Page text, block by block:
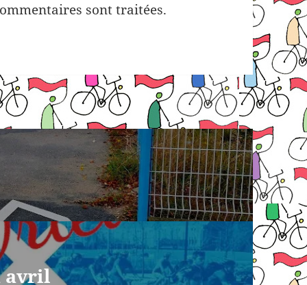
sont traitées.
avril